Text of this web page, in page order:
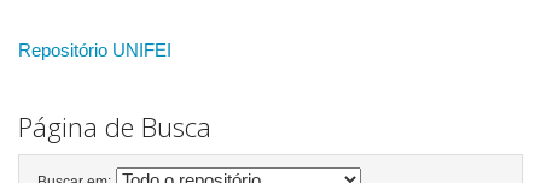
Repositório UNIFEI
Página de Busca